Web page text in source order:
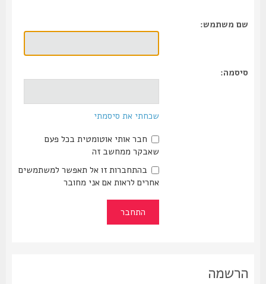
שם משתמש:
סיסמה:
שכחתי את סיסמתי
חבר אותי אוטומטית בכל פעם
שאבקר ממחשב זה
בהתחברות זו אל תאפשר למשתמשים
אחרים לראות אם אני מחובר
הרשמה